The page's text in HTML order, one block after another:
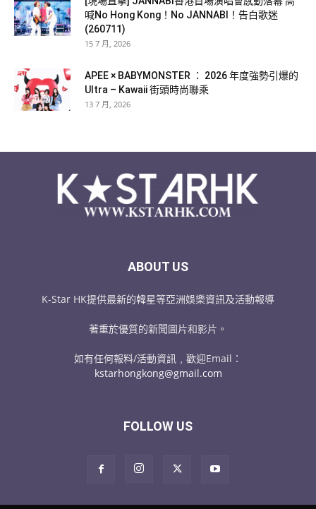
喊No Hong Kong！No JANNABI！告白歌迷
(260711)
15 7 月, 2026
APEE × BABYMONSTER ： 2026 年度強勢引爆的
Ultra – Kawaii 街頭時尚聯乘
13 7 月, 2026
ABOUT US
K-Star HK提供最新的韓星等亞洲娛樂資訊及活動報導
著重於優質的新聞圖片和影片。
如有任何報料/活動資訊﹐歡迎Email：
kstarhongkong@gmail.com
FOLLOW US